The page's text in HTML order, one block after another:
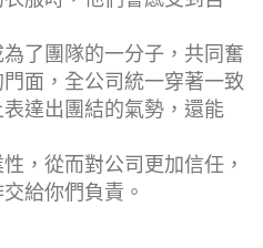
了團隊的一分子，共同奮
面，全公司統一穿著一致
達出團結的氣勢，還能
，從而對公司更加信任，
給你們負責。